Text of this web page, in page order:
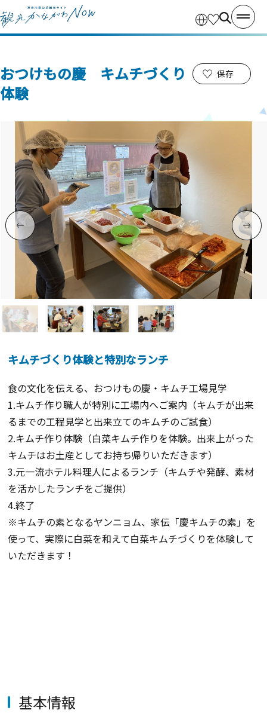
おつけもの慶 キムチづくり
体験
保存
キムチづくり体験と特別なランチ
食の文化を伝える、おつけもの慶・キムチ工場見学
1.キムチ作り職人が特別に工場内へご案内（キムチが出来
るまでの工程見学と出来立てのキムチのご試食）
2.キムチ作り体験（白菜キムチ作りを体験。出来上がった
キムチはお土産としてお持ち帰りいただきます）
3.元一流ホテル料理人によるランチ（キムチや発酵、素材
を活かしたランチをご提供）
4.終了
※キムチの素となるヤンニョム、家伝「慶キムチの素」を
使って、実際に白菜を和えて白菜キムチづくりを体験して
いただきます！
基本情報